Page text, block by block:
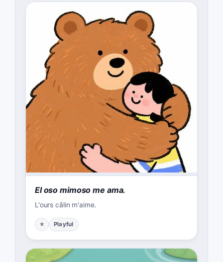
El oso mimoso me ama.
L'ours câlin m'aime.
⭐ Playful